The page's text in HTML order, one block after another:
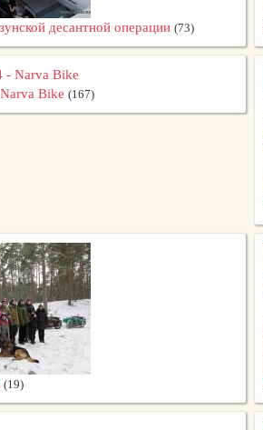
десантной операции (73)
Bike (167)
(19)